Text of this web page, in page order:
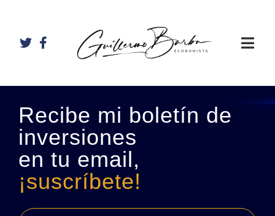
Recibe mi boletín de
inversiones
en tu email,
¡suscríbete!